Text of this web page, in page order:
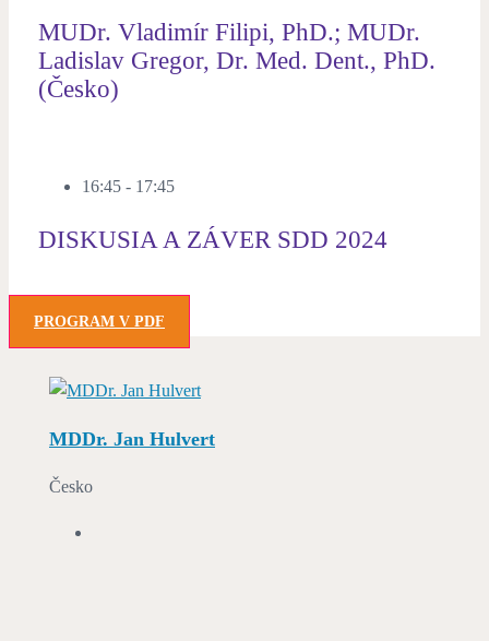
MUDr. Vladimír Filipi, PhD.; MUDr.
Ladislav Gregor, Dr. Med. Dent., PhD.
(Česko)
16:45 - 17:45
DISKUSIA A ZÁVER SDD 2024
PROGRAM V PDF
MDDr. Jan Hulvert
Česko